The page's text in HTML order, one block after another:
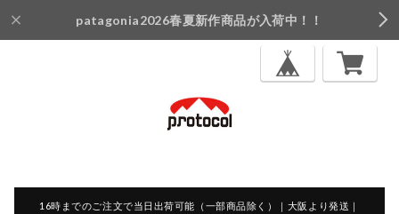
patagonia2026春夏新作商品が入荷中！！
16時までのご注文で当日出荷可能（一部商品除く）｜大阪より発送｜